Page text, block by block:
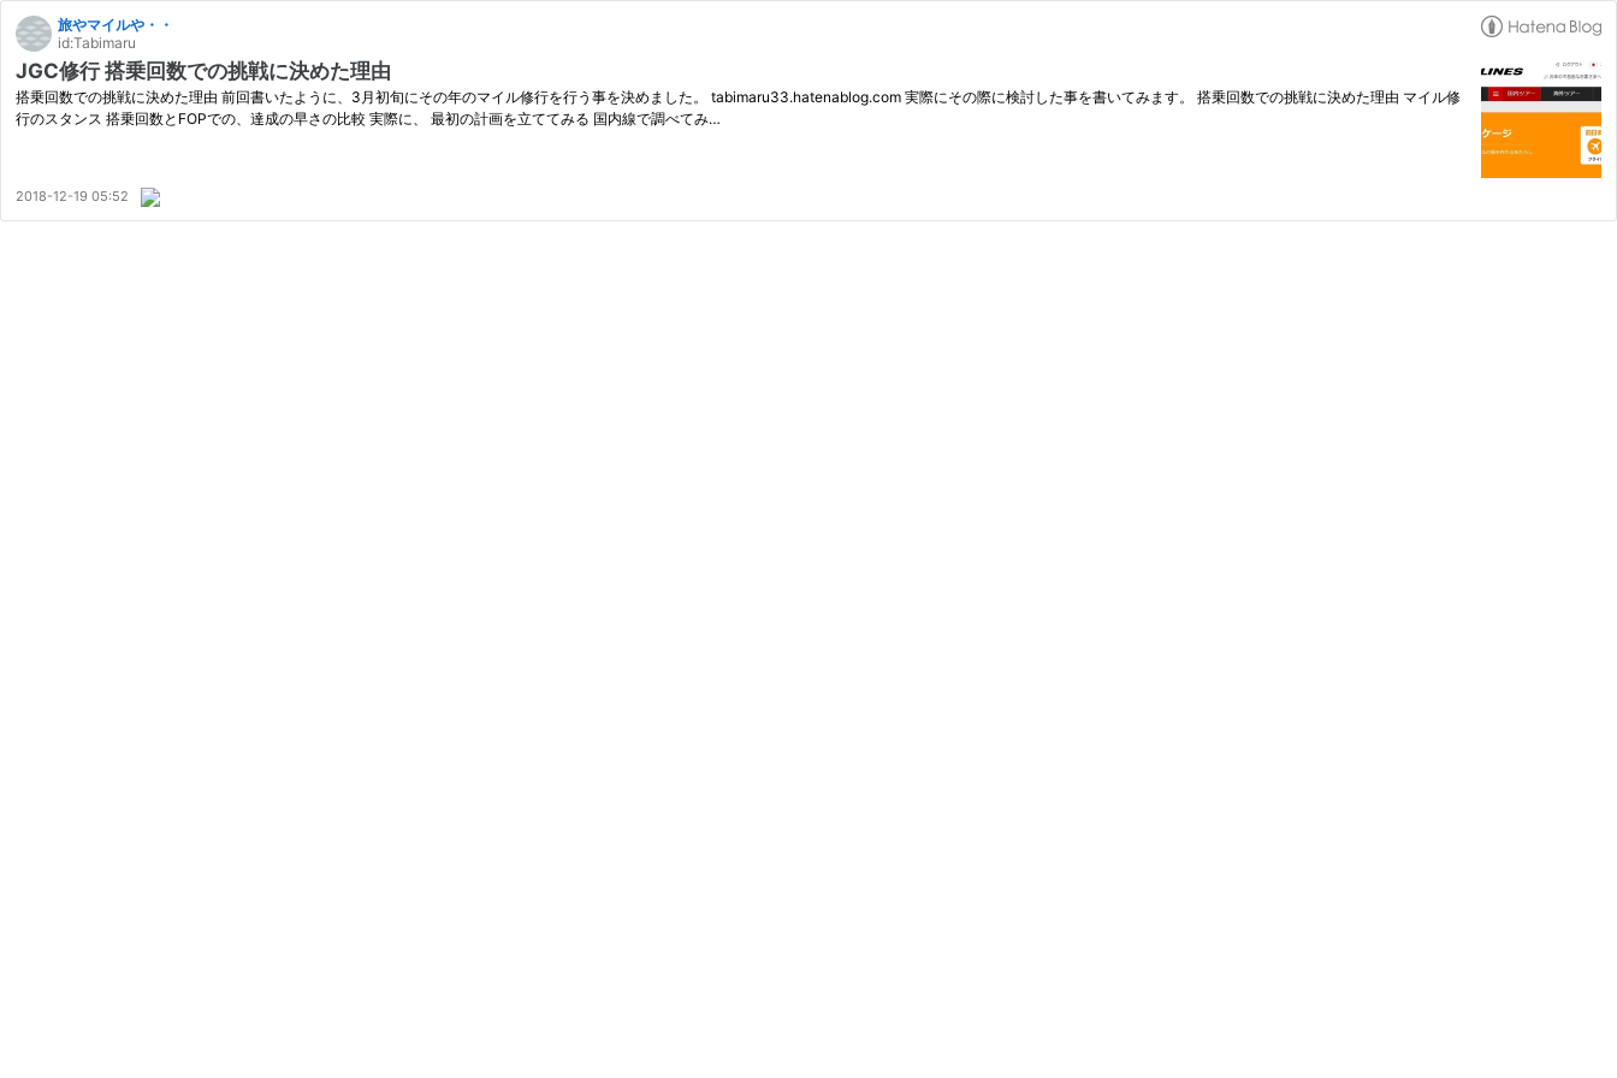
旅やマイルや・・
id:Tabimaru
JGC修行 搭乗回数での挑戦に決めた理由
搭乗回数での挑戦に決めた理由 前回書いたように、3月初旬にその年のマイル修行を行う事を決めました。 tabimaru33.hatenablog.com 実際にその際に検討した事を書いてみます。 搭乗回数での挑戦に決めた理由 マイル修
行のスタンス 搭乗回数とFOPでの、達成の早さの比較 実際に、 最初の計画を立ててみる 国内線で調べてみ…
2018-12-19 05:52